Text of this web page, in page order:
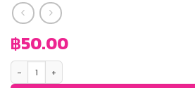
฿50.00
จำนวน แปรงสีฟันจูเนียร์ สำหรับเด็กอายุ 6 ถึง12 ปี